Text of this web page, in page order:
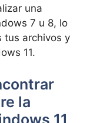
una
7 u 8, lo
tus archivos y
11.
la
11